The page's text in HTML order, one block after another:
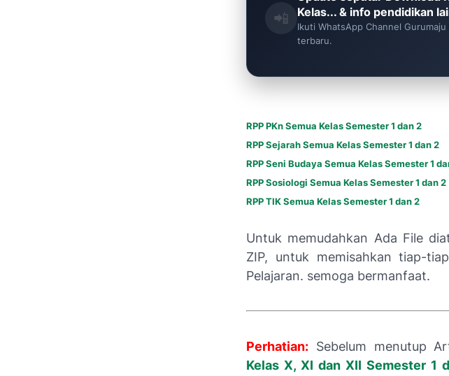
📲
Kelas... & info pendidikan
Ikuti WhatsApp Channel
terbaru.
RPP PKn Semua Kelas Semester 1 dan 2
RPP Sejarah Semua Kelas Semester 1 dan 2
RPP Seni Budaya Semua Kelas Semester 1
RPP Sosiologi Semua Kelas Semester 1 dan 2
RPP TIK Semua Kelas Semester 1 dan 2
Untuk memudahkan Ada File
ZIP, untuk memisahkan tiap-
Pelajaran. semoga bermanfaat.
Perhatian: Sebelum menutup
Kelas X, XI dan XII Semester 1